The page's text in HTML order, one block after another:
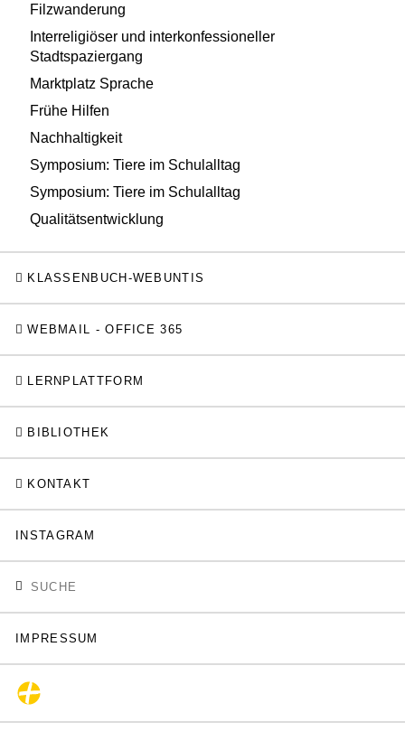
Filzwanderung
Interreligiöser und interkonfessioneller
Stadtspaziergang
Marktplatz Sprache
Frühe Hilfen
Nachhaltigkeit
Symposium: Tiere im Schulalltag
Symposium: Tiere im Schulalltag
Qualitätsentwicklung
KLASSENBUCH-WEBUNTIS
WEBMAIL - OFFICE 365
LERNPLATTFORM
BIBLIOTHEK
KONTAKT
INSTAGRAM
IMPRESSUM